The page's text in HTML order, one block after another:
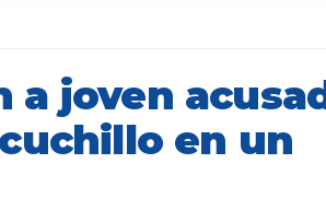
a joven
en un